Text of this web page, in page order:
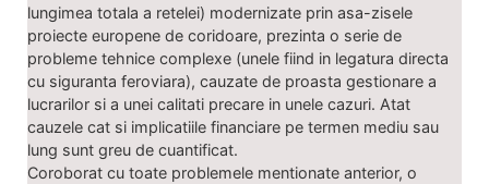
lungimea totala a retelei) modernizate prin asa-zisele
proiecte europene de coridoare, prezinta o serie de
probleme tehnice complexe (unele fiind in legatura directa
cu siguranta feroviara), cauzate de proasta gestionare a
lucrarilor si a unei calitati precare in unele cazuri. Atat
cauzele cat si implicatiile financiare pe termen mediu sau
lung sunt greu de cuantificat.
Coroborat cu toate problemele mentionate anterior, o